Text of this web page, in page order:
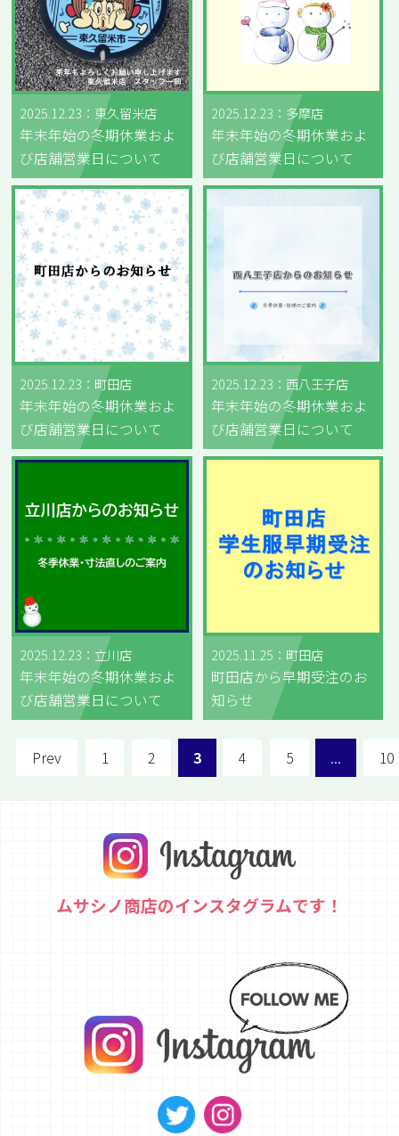
2025.12.23：東久留米店
年末年始の冬期休業およ
び店舗営業日について
2025.12.23：多摩店
年末年始の冬期休業およ
び店舗営業日について
2025.12.23：町田店
年末年始の冬期休業およ
び店舗営業日について
2025.12.23：西八王子店
年末年始の冬期休業およ
び店舗営業日について
2025.12.23：立川店
年末年始の冬期休業およ
び店舗営業日について
2025.11.25：町田店
町田店から早期受注のお
知らせ
Prev 1 2 3 4 5 ... 10
ムサシノ商店のインスタグラムです！